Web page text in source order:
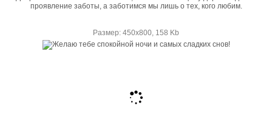
проявление заботы, а заботимся мы лишь о тех, кого любим.
Размер: 450х800, 158 Kb